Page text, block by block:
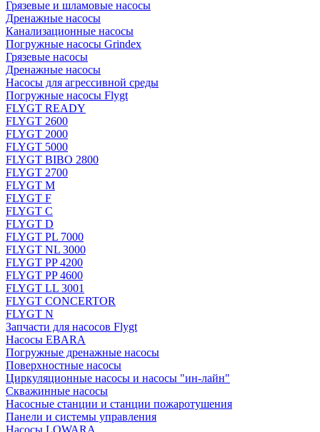
Грязевые и шламовые насосы
Дренажные насосы
Канализационные насосы
Погружные насосы Grindex
Грязевые насосы
Дренажные насосы
Насосы для агрессивной среды
Погружные насосы Flygt
FLYGT READY
FLYGT 2600
FLYGT 2000
FLYGT 5000
FLYGT BIBO 2800
FLYGT 2700
FLYGT M
FLYGT F
FLYGT C
FLYGT D
FLYGT PL 7000
FLYGT NL 3000
FLYGT PP 4200
FLYGT PP 4600
FLYGT LL 3001
FLYGT CONCERTOR
FLYGT N
Запчасти для насосов Flygt
Насосы EBARA
Погружные дренажные насосы
Поверхностные насосы
Циркуляционные насосы и насосы "ин-лайн"
Скважинные насосы
Насосные станции и станции пожаротушения
Панели и системы управления
Насосы LOWARA